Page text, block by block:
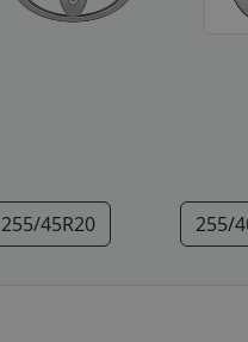
255/45R20 255/